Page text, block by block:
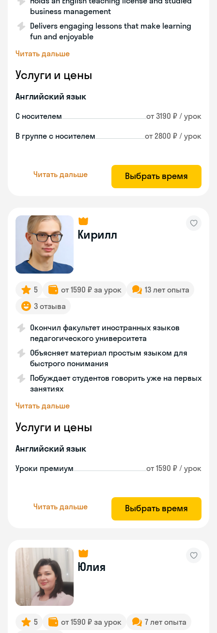
business management
Delivers engaging lessons that make learning
fun and enjoyable
Читать дальше
Услуги и цены
Английский язык
С носителем от 3190 ₽ / урок
В группе с носителем от 2800 ₽ / урок
Читать дальше Выбрать время
Кирилл
5 от 1590 ₽ за урок
13 лет опыта
3 отзыва
Окончил факультет иностранных языков
педагогического университета
Объясняет материал простым языком для
быстрого понимания
Побуждает студентов говорить уже на первых
занятиях
Читать дальше
Услуги и цены
Английский язык
Уроки премиум от 1590 ₽ / урок
Читать дальше Выбрать время
Юлия
5 от 1590 ₽ за урок 7 лет опыта